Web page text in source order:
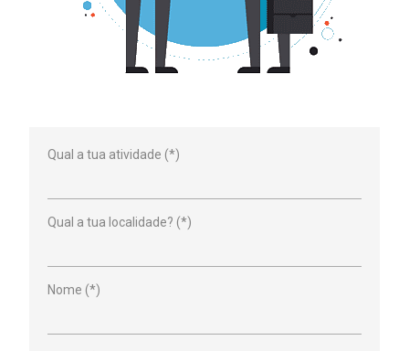
Qual a tua atividade (*)
Qual a tua localidade? (*)
Nome (*)